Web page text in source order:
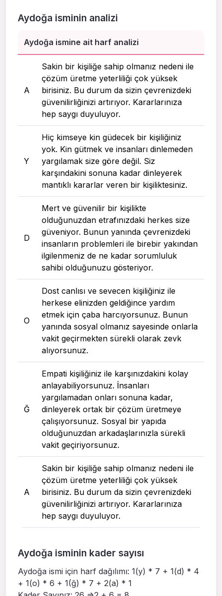
Aydoğa isminin analizi
Aydoğa ismine ait harf analizi
A
Sakin bir kişiliğe sahip olmanız nedeni ile
çözüm üretme yeterliliği çok yüksek
birisiniz. Bu durum da sizin çevrenizdeki
güvenilirliğinizi artırıyor. Kararlarınıza
hep saygı duyuluyor.
Y
Hiç kimseye kin güdecek bir kişiliğiniz
yok. Kin gütmek ve insanları dinlemeden
yargılamak size göre değil. Siz
karşındakini sonuna kadar dinleyerek
mantıklı kararlar veren bir kişiliktesiniz.
D
Mert ve güvenilir bir kişilikte
olduğunuzdan etrafınızdaki herkes size
güveniyor. Bunun yanında çevrenizdeki
insanların problemleri ile birebir yakından
ilgilenmeniz de ne kadar sorumluluk
sahibi olduğunuzu gösteriyor.
O
Dost canlısı ve sevecen kişiliğiniz ile
herkese elinizden geldiğince yardım
etmek için çaba harcıyorsunuz. Bunun
yanında sosyal olmanız sayesinde onlarla
vakit geçirmekten sürekli olarak zevk
alıyorsunuz.
Ğ
Empati kişiliğiniz ile karşınızdakini kolay
anlayabiliyorsunuz. İnsanları
yargılamadan onları sonuna kadar,
dinleyerek ortak bir çözüm üretmeye
çalışıyorsunuz. Sosyal bir yapıda
olduğunuzdan arkadaşlarınızla sürekli
vakit geçiriyorsunuz.
A
Sakin bir kişiliğe sahip olmanız nedeni ile
çözüm üretme yeterliliği çok yüksek
birisiniz. Bu durum da sizin çevrenizdeki
güvenilirliğinizi artırıyor. Kararlarınıza
hep saygı duyuluyor.
Aydoğa isminin kader sayısı
Aydoğa ismi için harf dağılımı: 1(y) * 7 + 1(d) * 4
+ 1(o) * 6 + 1(ğ) * 7 + 2(a) * 1